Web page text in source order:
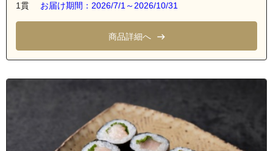
1貫 お届け期間：2026/7/1～2026/10/31
商品詳細へ